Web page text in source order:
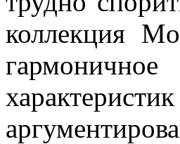
коллекция